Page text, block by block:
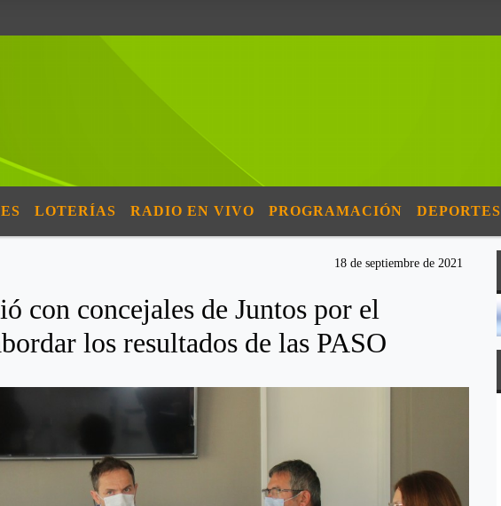
LOTERÍAS RADIO EN VIVO PROGRAMACIÓN DEPORTES
18 de septiembre de 2021
con concejales de Juntos por el
los resultados de las PASO